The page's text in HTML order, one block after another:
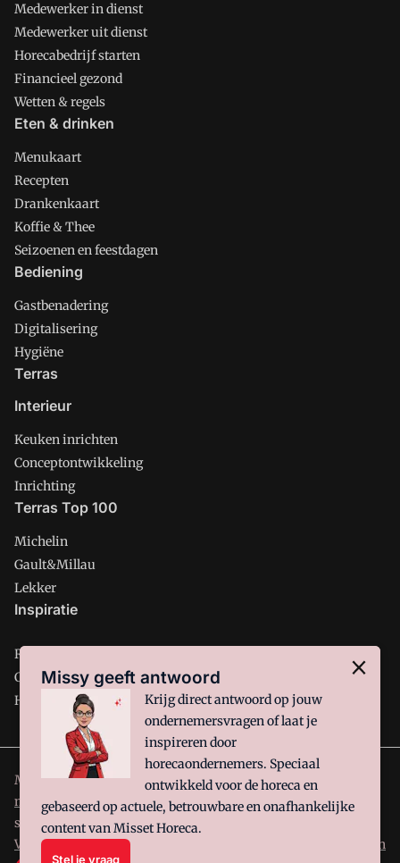
Medewerker in dienst
Medewerker uit dienst
Horecabedrijf starten
Financieel gezond
Wetten & regels
Eten & drinken
Menukaart
Recepten
Drankenkaart
Koffie & Thee
Seizoenen en feestdagen
Bediening
Gastbenadering
Digitalisering
Hygiëne
Terras
Interieur
Keuken inrichten
Conceptontwikkeling
Inrichting
Terras Top 100
Michelin
Gault&Millau
Lekker
Inspiratie
Restaurant
Café
Hotel
Misset Horeca is onderdeel van VMN media. Lees in
manifestwaar VMN media voor staat. Op gebruik van deze
site zijn de volgende regelingen van toepassing:
VoorwaardenenPrivacy en Cookie beleid Privacy instellingen
Missy geeft antwoord
Krijg direct antwoord op jouw
ondernemersvragen of laat je
inspireren door
horecaondernemers. Speciaal
ontwikkeld voor de horeca en
gebaseerd op actuele, betrouwbare en onafhankelijke
content van Misset Horeca.
Stel je vraag